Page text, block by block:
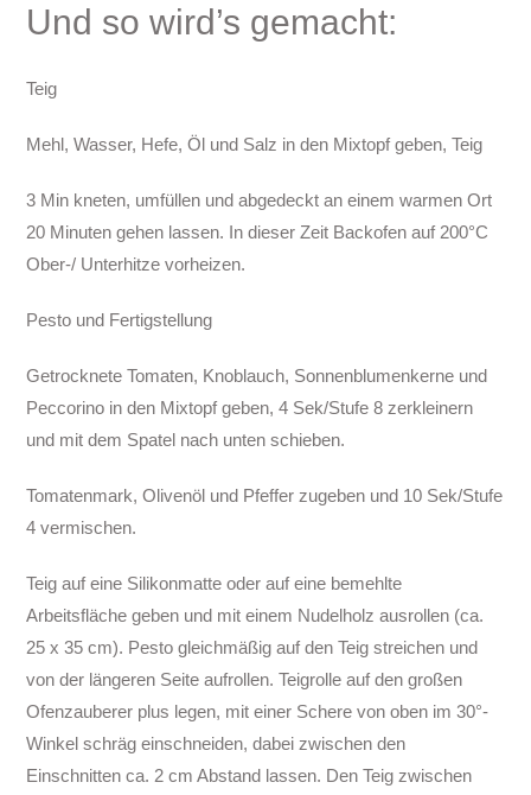
Und so wird’s gemacht:
Teig
Mehl, Wasser, Hefe, Öl und Salz in den Mixtopf geben, Teig
3 Min kneten, umfüllen und abgedeckt an einem warmen Ort
20 Minuten gehen lassen. In dieser Zeit Backofen auf 200°C
Ober-/ Unterhitze vorheizen.
Pesto und Fertigstellung
Getrocknete Tomaten, Knoblauch, Sonnenblumenkerne und
Peccorino in den Mixtopf geben, 4 Sek/Stufe 8 zerkleinern
und mit dem Spatel nach unten schieben.
Tomatenmark, Olivenöl und Pfeffer zugeben und 10 Sek/Stufe
4 vermischen.
Teig auf eine Silikonmatte oder auf eine bemehlte
Arbeitsfläche geben und mit einem Nudelholz ausrollen (ca.
25 x 35 cm). Pesto gleichmäßig auf den Teig streichen und
von der längeren Seite aufrollen. Teigrolle auf den großen
Ofenzauberer plus legen, mit einer Schere von oben im 30°-
Winkel schräg einschneiden, dabei zwischen den
Einschnitten ca. 2 cm Abstand lassen. Den Teig zwischen